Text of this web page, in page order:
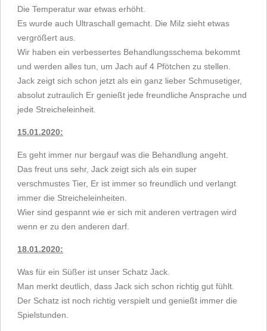
Die Temperatur war etwas erhöht.
Es wurde auch Ultraschall gemacht. Die Milz sieht etwas
vergrößert aus.
Wir haben ein verbessertes Behandlungsschema bekommt
und werden alles tun, um Jach auf 4 Pfötchen zu stellen.
Jack zeigt sich schon jetzt als ein ganz lieber Schmusetiger,
absolut zutraulich Er genießt jede freundliche Ansprache und
jede Streicheleinheit.
15.01.2020:
Es geht immer nur bergauf was die Behandlung angeht.
Das freut uns sehr, Jack zeigt sich als ein super
verschmustes Tier, Er ist immer so freundlich und verlangt
immer die Streicheleinheiten.
Wier sind gespannt wie er sich mit anderen vertragen wird
wenn er zu den anderen darf.
18.01.2020:
Was für ein Süßer ist unser Schatz Jack.
Man merkt deutlich, dass Jack sich schon richtig gut fühlt.
Der Schatz ist noch richtig verspielt und genießt immer die
Spielstunden.